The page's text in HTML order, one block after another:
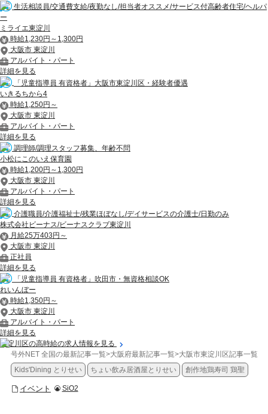
生活相談員/交通費支給/夜勤なし/担当者オススメ/サービス付高齢者住宅/ヘルパ
ー
ミライエ東淀川
時給1,230円～1,300円
大阪市 東淀川
アルバイト・パート
詳細を見る
「児童指導員 有資格者」大阪市東淀川区・経験者優遇
いきるちから4
時給1,250円～
大阪市 東淀川
アルバイト・パート
詳細を見る
調理師/調理スタッフ募集、年齢不問
小松にこのいえ保育園
時給1,200円～1,300円
大阪市 東淀川
アルバイト・パート
詳細を見る
介護職員/介護福祉士/残業ほぼなし/デイサービスの介護士/日勤のみ
株式会社ビーナス/ビーナスクラブ東淀川
月給25万403円～
大阪市 東淀川
正社員
詳細を見る
「児童指導員 有資格者」吹田市・無資格相談OK
れいんぼー
時給1,350円～
大阪市 東淀川
アルバイト・パート
詳細を見る
東淀川区の高時給の求人情報を見る
号外NET 全国の最新記事一覧>大阪府最新記事一覧>大阪市東淀川区記事一覧
Kids'Dining とりせい
ちょい飲み居酒屋とりせい 創作地鶏寿司 鶏聖
イベント SiO2